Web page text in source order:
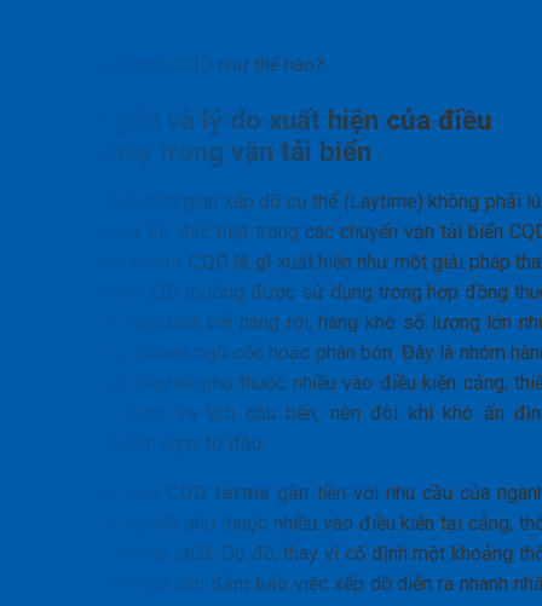
Điều khoản CQD như thế nào?
Nguồn gốc và lý do xuất hiện của điều
khoản này trong vận tải biển
Việc xác định thời gian xếp dỡ cụ thể (Laytime) không phải
nào cũng khả thi, đặc biệt trong các chuyến vận tải biển
Do đó, điều khoản CQD là gì xuất hiện như một giải pháp
thế linh hoạt. CQD thường được sử dụng trong hợp đồng
tàu chuyến, đặc biệt với hàng rời, hàng khô số lượng lớn
than, quặng, clinker, ngũ cốc hoặc phân bón. Đây là nhóm
có thời gian xếp/dỡ phụ thuộc nhiều vào điều kiện cảng,
bị chuyên dụng và lịch cầu bến, nên đôi khi khó ấn
laytime cố định ngay từ đầu.
Nguồn gốc của CQD terms gắn liền với nhu cầu của
nơi tốc độ xếp dỡ phụ thuộc nhiều vào điều kiện tại cảng,
tiết, và cơ sở vật chất. Do đó, thay vì cố định một khoảng
gian, các bên chỉ cần đảm bảo việc xếp dỡ diễn ra nhanh